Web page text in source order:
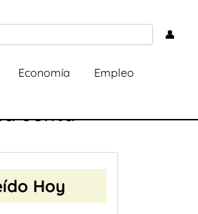
👤
Economía Empleo
Junta
Hoy